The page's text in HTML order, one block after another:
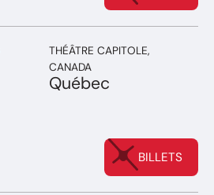
THÉÂTRE CAPITOLE,
CANADA
Québec
BILLETS